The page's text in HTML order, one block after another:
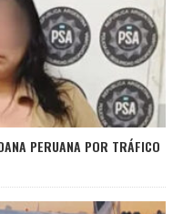
PERUANA POR TRÁFICO